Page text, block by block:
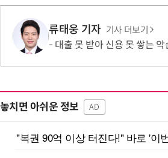
류태웅 기자 기사 더보기
대출 못 받아 신용 못 쌓는 악순환…서민 신
놓치면 아쉬운 정보 AD